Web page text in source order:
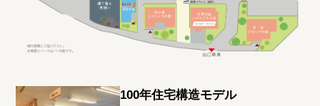
100年住宅構造モデル